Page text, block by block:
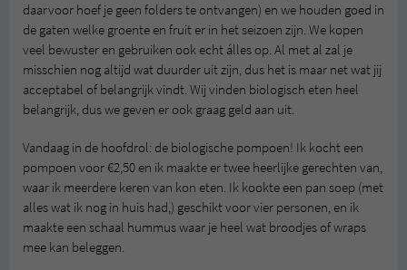
daarvoor hoef je geen folders te ontvangen) en we houden goed in
de gaten welke groente en fruit er in het seizoen zijn. We kopen
veel bewuster en gebruiken ook echt álles op. Al met al zal je
misschien nog altijd wat duurder uit zijn, dus het is maar net wat jij
acceptabel of belangrijk vindt. Wij vinden biologisch eten heel
belangrijk, dus we geven er ook graag geld aan uit.
Vandaag in de hoofdrol: de biologische pompoen! Ik kocht een
pompoen voor €2,50 en ik maakte er twee heerlijke gerechten van,
waar ik meerdere keren van kon eten. Ik kookte een pan soep (met
alles wat ik nog in huis had,) geschikt voor vier personen, en ik
maakte een schaal hummus waar je heel wat broodjes of wraps
mee kan beleggen.